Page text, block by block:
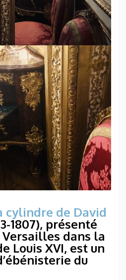
cylindre de David
1807), présenté
Versailles dans la
Louis XVI, est un
du